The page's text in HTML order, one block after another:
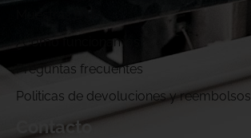
¿Cómo funcionamos?
Preguntas frecuentes
Politicas de devoluciones y reembolsos
Contacto